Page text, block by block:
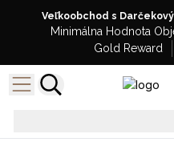
Veľkoobchod s
Minimálna Hodnota
Gold Reward
Veľkoobchodné Sprejové